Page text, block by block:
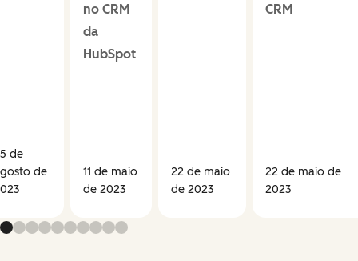
de
de
no CRM
da
HubSpot
11 de maio
de 2023
22 de maio
de 2023
CRM
22 de maio de
2023